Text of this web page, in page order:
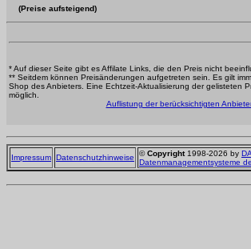
(Preise aufsteigend)
* Auf dieser Seite gibt es Affilate Links, die den Preis nicht
** Seitdem können Preisänderungen aufgetreten sein. Es gilt
Shop des Anbieters. Eine Echtzeit-Aktualisierung der gelisteten
möglich.
Auflistung der berücksichtigten
Impressum Datenschutzhinweise ©Copyright1998-2026 by
Datenmanagementsysteme